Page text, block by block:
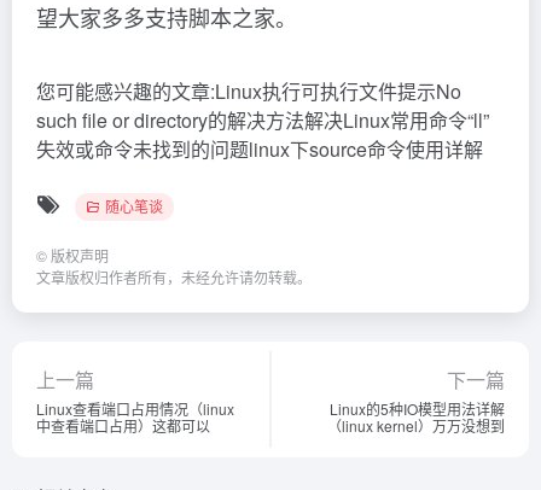
望大家多多支持脚本之家。
您可能感兴趣的文章:Linux执行可执行文件提示No
such file or directory的解决方法解决Linux常用命令“ll”
失效或命令未找到的问题linux下source命令使用详解
随心笔谈
© 版权声明
文章版权归作者所有，未经允许请勿转载。
上一篇
Linux查看端口占用情况（linux
中查看端口占用）这都可以
下一篇
Linux的5种IO模型用法详解
（linux kernel）万万没想到